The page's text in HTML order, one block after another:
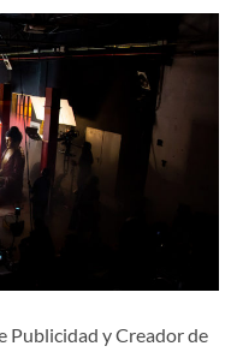
Publicidad y Creador de